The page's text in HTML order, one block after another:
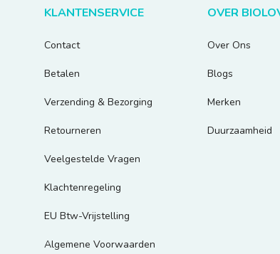
KLANTENSERVICE
Contact
Betalen
Verzending & Bezorging
Retourneren
Veelgestelde Vragen
Klachtenregeling
EU Btw-Vrijstelling
Algemene Voorwaarden
OVER
Over Ons
Blogs
Merken
Duurzaamheid